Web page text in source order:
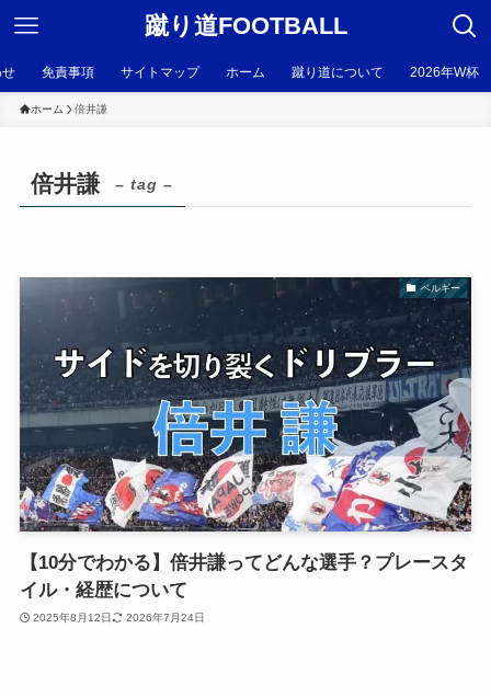
蹴り道FOOTBALL
免責事項 サイトマップ ホーム 蹴り道について 2026年W杯
ホーム 倍井謙
倍井謙 – tag –
ベルギー
【10分でわかる】倍井謙ってどんな選手？プレースタ
イル・経歴について
2025年8月12日 2026年7月24日